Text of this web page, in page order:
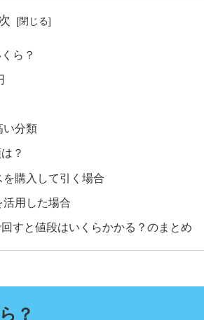
ら？
い分類
？
購入して引く場合
用した場合
すと値段はいくらかかる？のまとめ
？